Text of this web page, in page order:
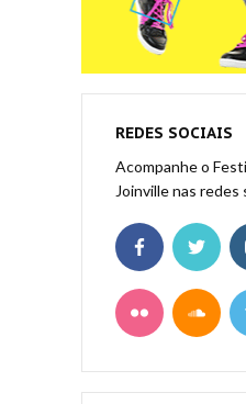
REDES SOCIAIS
Acompanhe o
Joinville nas redes